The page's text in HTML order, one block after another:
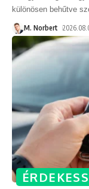
különösen behűtve
M. Norbert